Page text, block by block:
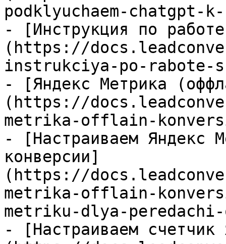
podklyuchaem-chatgpt-
- [Инструкция по
(https://
instrukciya-po-rabote-
- [Яндекс Метрика
(https://
metrika-offlain-
- [Настраиваем Яндекс
конверсии]
(https://
metrika-offlain-
metriku-dlya-
- [Настраиваем счетчик